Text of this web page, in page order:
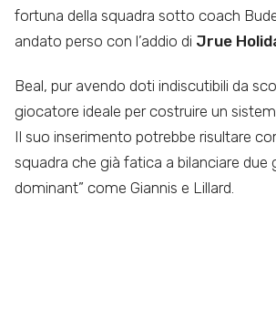
fortuna della squadra sotto coach
andato perso con l’addio di Jrue
Beal, pur avendo doti indiscutibili da
giocatore ideale per costruire un
Il suo inserimento potrebbe risultare
squadra che già fatica a bilanciare due
dominant” come Giannis e Lillard.